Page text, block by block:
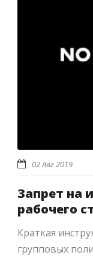
02 Авг 2019
Запрет на
рабочего
Краткая
групповых